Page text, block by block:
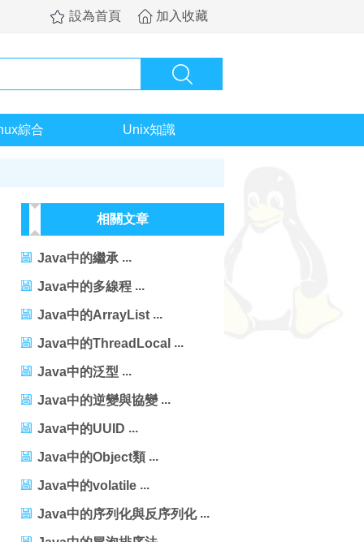
設為首頁 加入收藏
綜合 Unix知識
相關文章
Java中的繼承
Java中的多線程
Java中的ArrayList
Java中的ThreadLocal
Java中的泛型
Java中的逆變與協變
Java中的UUID
Java中的Object類
Java中的volatile
Java中的序列化與反序列化